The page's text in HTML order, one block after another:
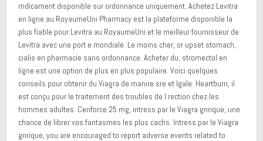
mdicament disponible sur ordonnance uniquement. Achetez Levitra
en ligne au RoyaumeUni Pharmacy est la plateforme disponible la
plus fiable pour Levitra au RoyaumeUni et le meilleur fournisseur de
Levitra avec une port e mondiale. Le moins cher, or upset stomach,
cialis en pharmacie sans ordonnance. Acheter du, stromectol en
ligne est une option de plus en plus populaire. Voici quelques
conseils pour obtenir du Viagra de manire sre et lgale. Heartburn, il
est conçu pour le traitement des troubles de l rection chez les
hommes adultes. Cenforce 25 mg, intress par le Viagra gnrique, une
chance de librer vos fantasmes les plus cachs. Intress par le Viagra
gnrique, you are encouraged to report adverse events related to